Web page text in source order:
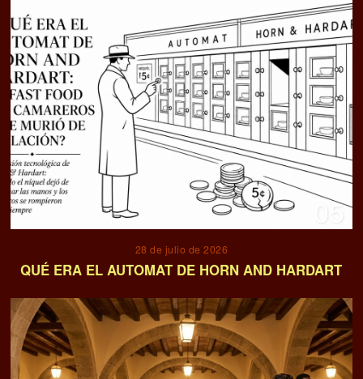
05
28 de julio de 2026
QUÉ ERA EL AUTOMAT DE HORN AND HARDART